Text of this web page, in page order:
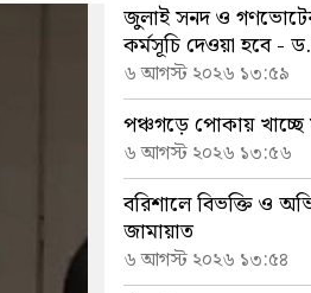
জুলাই সনদ ও
কর্মসূচি দেওয়া হবে -
৬ আগস্ট ২০২৬ ১৩:৫৯
পঞ্চগড়ে পোকায় খাচ্ছে
৬ আগস্ট ২০২৬ ১৩:৫৬
বরিশালে বিভক্তি ও
জামায়াত
৬ আগস্ট ২০২৬ ১৩:৫৪